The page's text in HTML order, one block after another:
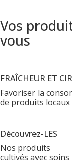
Vos
vous
FRAÎCHEUR ET
Favoriser la
de produits
Découvrez-LES
Nos produits
cultivés avec soins